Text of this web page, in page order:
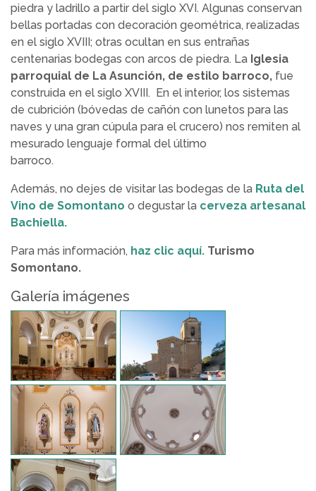
piedra y ladrillo a partir del siglo XVI. Algunas conservan
bellas portadas con decoración geométrica, realizadas
en el siglo XVIII; otras ocultan en sus entrañas
centenarias bodegas con arcos de piedra. La Iglesia
parroquial de La Asunción, de estilo barroco, fue
construida en el siglo XVIII. En el interior, los sistemas
de cubrición (bóvedas de cañón con lunetos para las
naves y una gran cúpula para el crucero) nos remiten al
mesurado lenguaje formal del último
barroco.
Además, no dejes de visitar las bodegas de la Ruta del
Vino de Somontano o degustar la cerveza artesanal
Bachiella.
Para más información, haz clic aquí. Turismo
Somontano.
Galería imágenes